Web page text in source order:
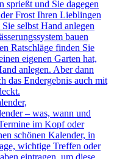
sprießt und Sie dagegen
Frost Ihren Lieblingen
selbst Hand anlegen
bauen
Ratschläge finden Sie
eigenen Garten hat,
anlegen. Aber dann
das Endergebnis auch mit
– was, wann und
im Kopf oder
schönen Kalender, in
wichtige Treffen oder
eintragen, um diese